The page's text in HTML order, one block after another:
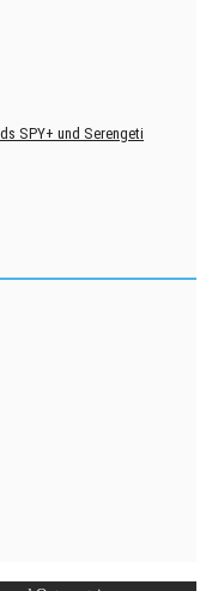
SPY+ und Serengeti